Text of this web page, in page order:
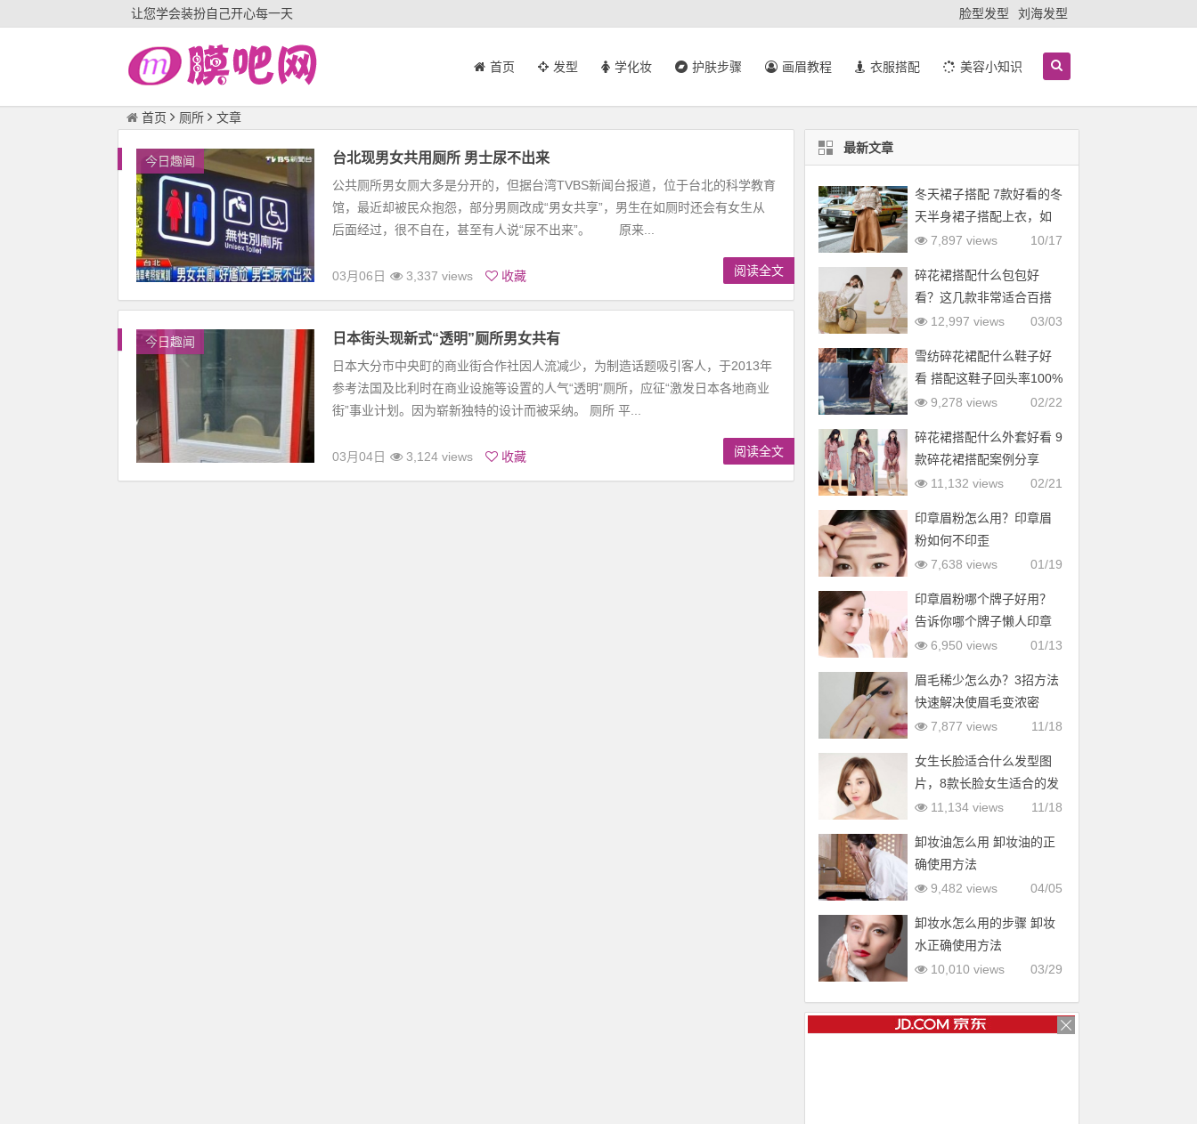
让您学会装扮自己开心每一天 脸型发型 刘海发型
首页 发型 学化妆 护肤步骤 画眉教程 衣服搭配 美容小知识
首页 厕所 文章
今日趣闻 台北现男女共用厕所 男士尿不出来
公共厕所男女厕大多是分开的，但据台湾TVBS新闻台报道，位于台北的科学教育
馆，最近却被民众抱怨，部分男厕改成“男女共享”，男生在如厕时还会有女生从
后面经过，很不自在，甚至有人说“尿不出来”。 原来...
03月06日 3,337 views 收藏 阅读全文
今日趣闻 日本街头现新式“透明”厕所男女共有
日本大分市中央町的商业街合作社因人流减少，为制造话题吸引客人，于2013年
参考法国及比利时在商业设施等设置的人气“透明”厕所，应征“激发日本各地商业
街”事业计划。因为崭新独特的设计而被采纳。 厕所 平...
03月04日 3,124 views 收藏 阅读全文
最新文章
冬天裙子搭配 7款好看的冬
天半身裙子搭配上衣，如
羽绒服
10/17
7,897 views
碎花裙搭配什么包包好
看？这几款非常适合百搭
03/03
12,997 views
雪纺碎花裙配什么鞋子好
看 搭配这鞋子回头率100%
02/22
9,278 views
碎花裙搭配什么外套好看 9
款碎花裙搭配案例分享
02/21
11,132 views
印章眉粉怎么用？印章眉
粉如何不印歪
01/19
7,638 views
印章眉粉哪个牌子好用？
告诉你哪个牌子懒人印章
眉粉好用
01/13
6,950 views
眉毛稀少怎么办？3招方法
快速解决使眉毛变浓密
11/18
7,877 views
女生长脸适合什么发型图
片，8款长脸女生适合的发
型
11/18
11,134 views
卸妆油怎么用 卸妆油的正
确使用方法
04/05
9,482 views
卸妆水怎么用的步骤 卸妆
水正确使用方法
03/29
10,010 views